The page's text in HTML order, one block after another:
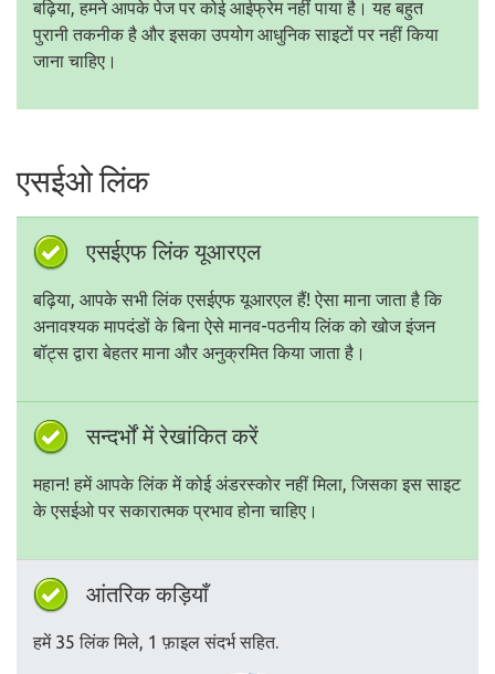
बढ़िया, हमने आपके पेज पर कोई आईफ्रेम नहीं पाया है। यह बहुत
पुरानी तकनीक है और इसका उपयोग आधुनिक साइटों पर नहीं किया
जाना चाहिए।
एसईओ लिंक
एसईएफ लिंक यूआरएल
बढ़िया, आपके सभी लिंक एसईएफ यूआरएल हैं! ऐसा माना जाता है कि
अनावश्यक मापदंडों के बिना ऐसे मानव-पठनीय लिंक को खोज इंजन
बॉट्स द्वारा बेहतर माना और अनुक्रमित किया जाता है।
सन्दर्भों में रेखांकित करें
महान! हमें आपके लिंक में कोई अंडरस्कोर नहीं मिला, जिसका इस साइट
के एसईओ पर सकारात्मक प्रभाव होना चाहिए।
आंतरिक कड़ियाँ
हमें 35 लिंक मिले, 1 फ़ाइल संदर्भ सहित.